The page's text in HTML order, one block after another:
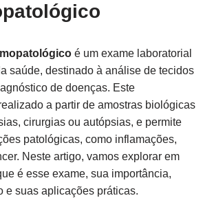
é um exame laboratorial
saúde, destinado à análise de tecidos
de doenças. Este
a partir de amostras biológicas
cirurgias ou autópsias, e permite
patológicas, como inflamações,
Neste artigo, vamos explorar em
é esse exame, sua importância,
e suas aplicações práticas.